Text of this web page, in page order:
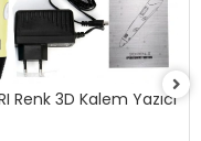
Renk 3D Kalem Yazıcı